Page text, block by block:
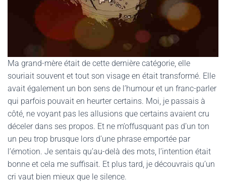
Ma grand-mère était de cette dernière catégorie, elle
souriait souvent et tout son visage en était transformé. Elle
avait également un bon sens de l’humour et un franc-parler
qui parfois pouvait en heurter certains. Moi, je passais à
côté, ne voyant pas les allusions que certains avaient cru
déceler dans ses propos. Et ne m’offusquant pas d’un ton
un peu trop brusque lors d’une phrase emportée par
l’émotion. Je sentais qu’au-delà des mots, l’intention était
bonne et cela me suffisait. Et plus tard, je découvrais qu’un
cri vaut bien mieux que le silence.